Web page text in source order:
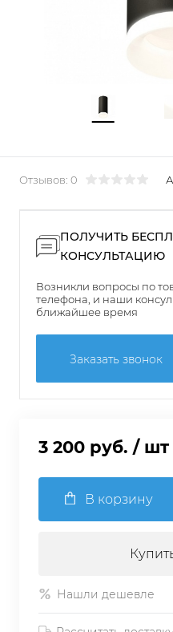
Отзывов: 0
ПОЛУЧИТЬ
КОНСУЛЬТАЦИЮ
Возникли вопросы по
телефона, и наши
ближайшее время
Заказать звонок
3 200 руб. / шт
В корзину
Нашли дешевле